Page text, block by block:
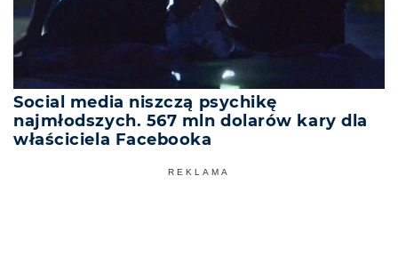
Social media niszczą psychikę
najmłodszych. 567 mln dolarów kary dla
właściciela Facebooka
REKLAMA